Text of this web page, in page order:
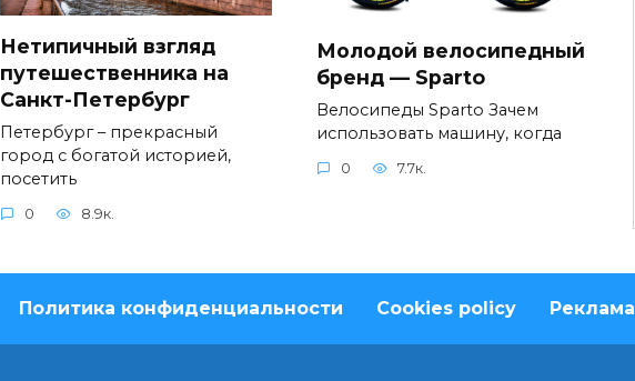
Нетипичный взгляд
путешественника на
Санкт-Петербург
Петербург – прекрасный
город с богатой историей,
посетить
0 8.9к.
Молодой велосипедный
бренд — Sparto
Велосипеды Sparto Зачем
использовать машину, когда
0 7.7к.
Политика конфиденциальности Cookies policy Реклама